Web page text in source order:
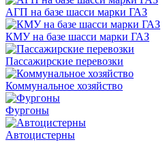
АГП на базе шасси марки ГАЗ
КМУ на базе шасси марки ГАЗ
Пассажирские перевозки
Коммунальное хозяйство
Фургоны
Автоцистерны